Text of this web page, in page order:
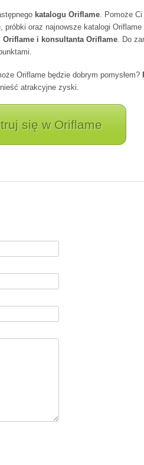
katalogu Oriflame. Pomoże
oraz najnowsze katalogi Oriflame
Oriflame i konsultanta Oriflame. Do
Oriflame będzie dobrym pomysłem?
atrakcyjne zyski.
się w Oriflame